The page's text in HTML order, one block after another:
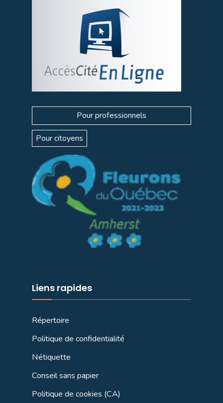
Pour professionnels
Pour citoyens
Liens rapides
Répertoire
Politique de confidentialité
Nétiquette
Conseil sans papier
Politique de cookies (CA)